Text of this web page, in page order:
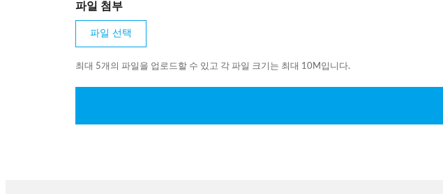
파일 첨부
파일 선택
최대 5개의 파일을 업로드할 수 있고 각 파일 크기는 최대 10M입니다.